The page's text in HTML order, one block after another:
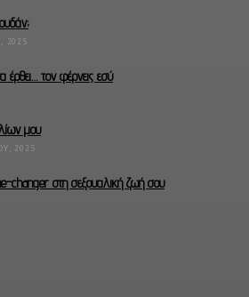
2025
έρθει… τον φέρνεις εσύ
μου
2025
changer στη σεξουαλική ζωή σου